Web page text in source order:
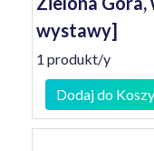
wystawy]
1 produkt/y
Dodaj do